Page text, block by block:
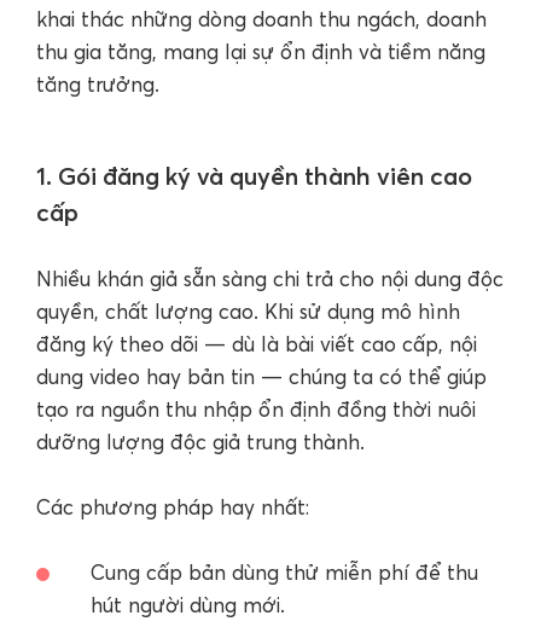
khai thác những dòng doanh thu ngách, doanh
thu gia tăng, mang lại sự ổn định và tiềm năng
tăng trưởng.
1. Gói đăng ký và quyền thành viên cao
cấp
Nhiều khán giả sẵn sàng chi trả cho nội dung độc
quyền, chất lượng cao. Khi sử dụng mô hình
đăng ký theo dõi — dù là bài viết cao cấp, nội
dung video hay bản tin — chúng ta có thể giúp
tạo ra nguồn thu nhập ổn định đồng thời nuôi
dưỡng lượng độc giả trung thành.
Các phương pháp hay nhất:
Cung cấp bản dùng thử miễn phí để thu
hút người dùng mới.